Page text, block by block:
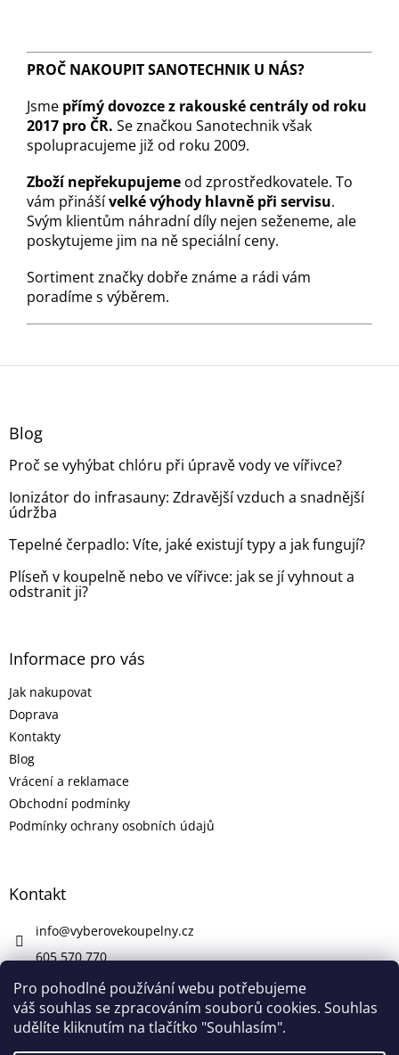
Pro pohodlné používání webu potřebujeme
váš souhlas se zpracováním souborů cookies. Souhlas
udělíte kliknutím na tlačítko "Souhlasím".
PROČ NAKOUPIT SANOTECHNIK U NÁS?
Jsme přímý dovozce z rakouské centrály od roku
2017 pro ČR. Se značkou Sanotechnik však
spolupracujeme již od roku 2009.
Zboží nepřekupujeme od zprostředkovatele. To
vám přinášívelké výhody hlavně při servisu.
Svým klientům náhradní díly nejen seženeme, ale
poskytujeme jim na ně speciální ceny.
Sortiment značky dobře známe a rádi vám
poradíme s výběrem.
Z
Blog
Proč se vyhýbat chlóru při úpravě vody ve vířivce?
Ionizátor do infrasauny: Zdravější vzduch a snadnější
údržba
Tepelné čerpadlo: Víte, jaké existují typy a jak fungují?
Plíseň v koupelně nebo ve vířivce: jak se jí vyhnout a
odstranit ji?
Informace pro vás
Jak nakupovat
Doprava
Kontakty
Blog
Vrácení a reklamace
Obchodní podmínky
Podmínky ochrany osobních údajů
Kontakt
info@vyberovekoupelny.cz
605 570 770
https://www.facebook.com/vyberovekoupelny/